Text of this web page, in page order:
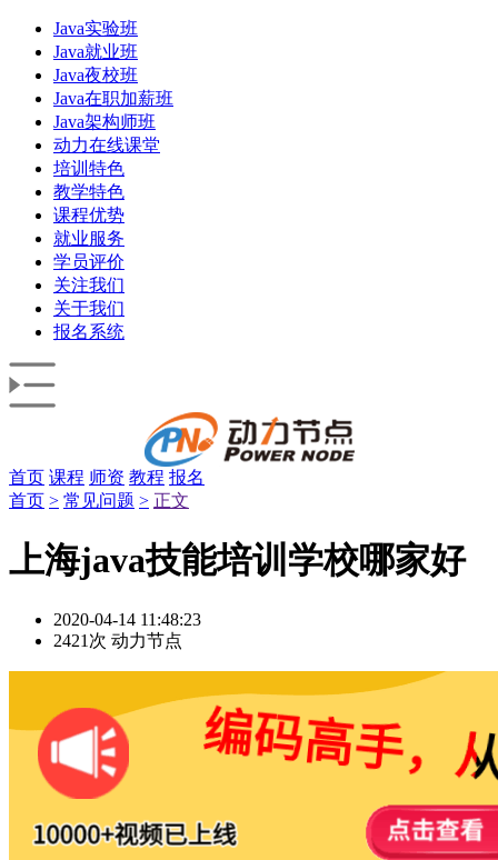
Java实验班
Java就业班
Java夜校班
Java在职加薪班
Java架构师班
动力在线课堂
培训特色
教学特色
课程优势
就业服务
学员评价
关注我们
关于我们
报名系统
首页 课程 师资 教程 报名
首页 > 常见问题 > 正文
上海java技能培训学校哪家好
2020-04-14 11:48:23
2421次 动力节点